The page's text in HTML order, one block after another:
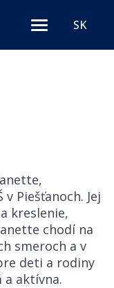
Menu SK
Piešťanoch. Jej
kreslenie,
chodí na
smeroch a v
deti a rodiny
a aktívna.